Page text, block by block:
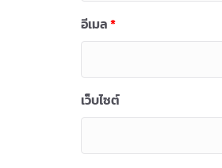
อีเมล*
เว็บไซต์